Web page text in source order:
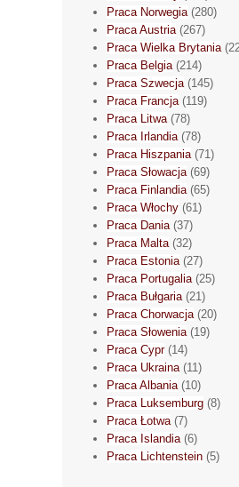
Praca Norwegia(280)
Praca Austria(267)
Praca Wielka Brytania
Praca Belgia(214)
Praca Szwecja(145)
Praca Francja(119)
Praca Litwa(78)
Praca Irlandia(78)
Praca Hiszpania(71)
Praca Słowacja(69)
Praca Finlandia(65)
Praca Włochy (61)
Praca Dania(37)
Praca Malta(32)
Praca Estonia(27)
Praca Portugalia(25)
Praca Bułgaria(21)
Praca Chorwacja(20)
Praca Słowenia(19)
Praca Cypr(14)
Praca Ukraina(11)
Praca Albania(10)
Praca Luksemburg (8)
Praca Łotwa(7)
Praca Islandia(6)
Praca Lichtenstein (5)